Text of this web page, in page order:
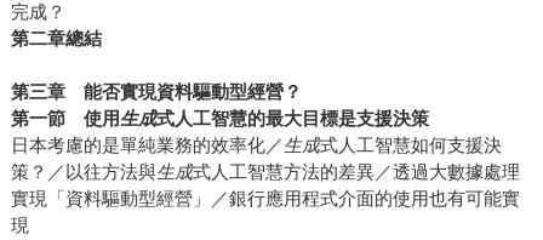
完成？
第二章總結
第三章 能否實現資料驅動型經營？
第一節 使用生成式人工智慧的最大目標是支援決策
日本考慮的是單純業務的效率化／生成式人工智慧如何支援決
策？／以往方法與生成式人工智慧方法的差異／透過大數據處理
實現「資料驅動型經營」／銀行應用程式介面的使用也有可能實
現